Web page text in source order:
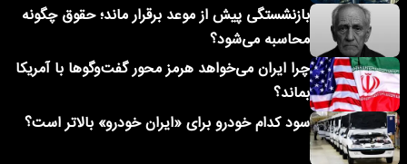
بازنشستگی پیش از موعد برقرار ماند؛ حقوق چگونه
محاسبه می‌شود؟
چرا ایران می‌خواهد هرمز محور گفت‌وگوها با آمریکا
بماند؟
سود کدام خودرو برای «ایران خودرو» بالاتر است؟